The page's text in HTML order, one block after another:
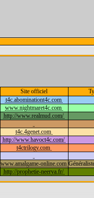
Site officiel
t4c.abominationt4c.com
www.nightmaret4c.com
http://www.realmud.com/
t4c.4genet.com
http://www.havoct4c.com/
t4ctrilogy.com
www.amalgame-online.com
http://prophetie-neerya.fr/